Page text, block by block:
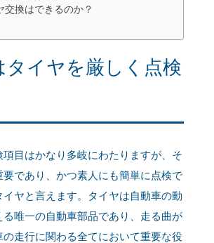
交換はできるのか？
タイヤを厳しく点検
目はかなり多岐にわたりますが、そ
であり、かつ素人にも簡単に点検で
イヤと言えます。タイヤは自動車の動
る唯一の自動車部品であり、走る曲が
の走行に関わる全てにおいて重要な役